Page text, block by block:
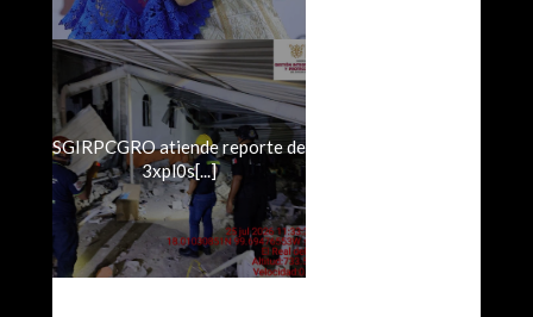
SGIRPCGRO atiende reporte de
3xpl0s[...]